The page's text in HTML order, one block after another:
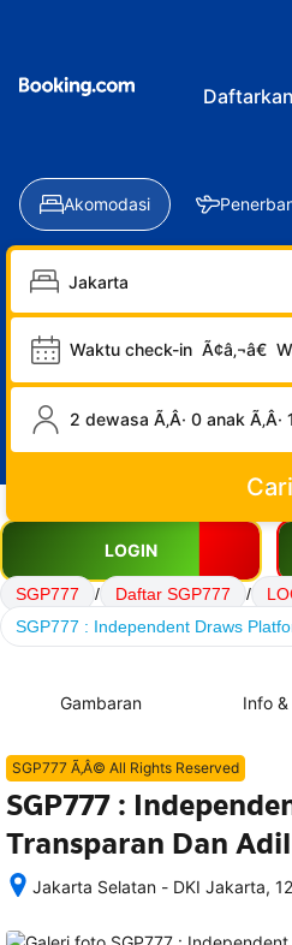
Akomodasi
Waktu check-in Ã¢â‚¬â€
2 dewasa Ã‚Â· 0 anak Ã‚Â·
Cari
LOGIN
SGP777 / Daftar SGP777 /
SGP777 : Independent Draws
Gambaran Info
SGP777 Ã‚Â© All Rights Reserved
SGP777 :
Transparan Dan Adil
Jakarta Selatan - DKI Jakarta,
memesan,